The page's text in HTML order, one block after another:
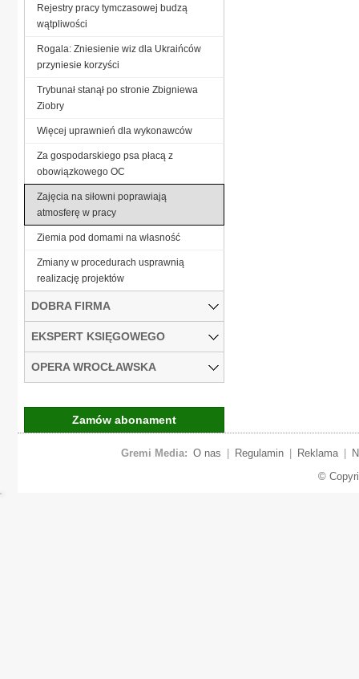
Rejestry pracy tymczasowej budzą
wątpliwości
Rogala: Zniesienie wiz dla Ukraińców
przyniesie korzyści
Trybunał stanął po stronie Zbigniewa
Ziobry
Więcej uprawnień dla wykonawców
Za gospodarskiego psa płacą z
obowiązkowego OC
Zajęcia na siłowni poprawiają
atmosferę w pracy
Ziemia pod domami na własność
Zmiany w procedurach usprawnią
realizację projektów
DOBRA FIRMA
EKSPERT KSIĘGOWEGO
OPERA WROCŁAWSKA
Zamów abonament
Gremi Media: O nas Regulamin Reklama
©